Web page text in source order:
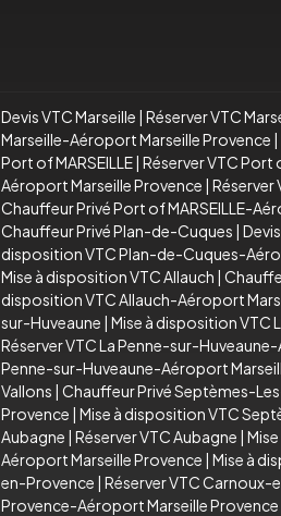
Devis VTC Marseille | Réserver VTC
Marseille-Aéroport Marseille Provence |
Port of MARSEILLE| Réserver VTC Port
Aéroport Marseille Provence | Réserver
Chauffeur Privé Port of MARSEILLE-
Chauffeur Privé Plan-de-Cuques |
disposition VTC Plan-de-Cuques-
Mise à disposition VTC Allauch |
disposition VTC Allauch-Aéroport
sur-Huveaune | Mise à disposition VTC
Réserver VTC La Penne-sur-
Penne-sur-Huveaune-Aéroport
Vallons | Chauffeur Privé Septèmes-
Provence | Mise à disposition VTC
Aubagne | Réserver VTC Aubagne |
Aéroport Marseille Provence | Mise à
en-Provence | Réserver VTC Carnoux-
Provence-Aéroport Marseille Provence